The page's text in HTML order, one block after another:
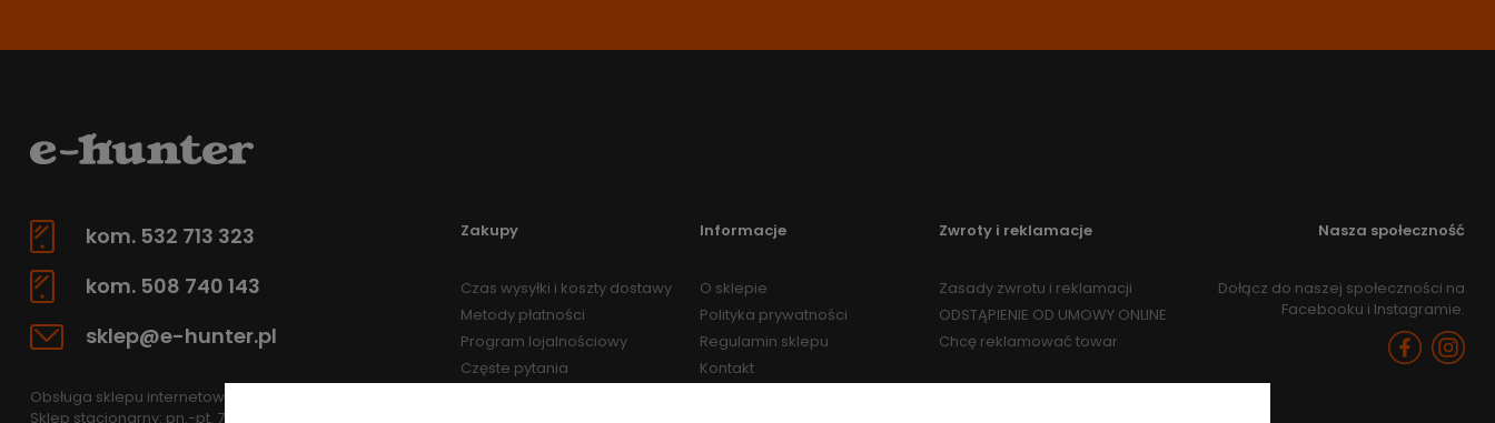
kom. 532 713 323
kom. 508 740 143
sklep@e-hunter.pl
Obsługa sklepu internetowego: pn.-pt 7.30-15.30
Sklep stacjonarny: pn.-pt. 7.30-15.30
Zakupy
Czas wysyłki i koszty dostawy
Metody płatności
Program lojalnościowy
Częste pytania
Informacje
O sklepie
Polityka prywatności
Regulamin sklepu
Kontakt
Zwroty i reklamacje
Zasady zwrotu i reklamacji
ODSTĄPIENIE OD UMOWY ONLINE
Chcę reklamować towar
Nasza społeczność
Dołącz do naszej społeczności na
Facebooku i Instagramie.